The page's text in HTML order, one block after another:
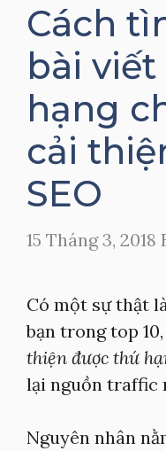
Cách
bài
hạng
cải
SEO
15 Tháng 3, 2018
Có một sự thật
bạn trong top
thiện được thứ
lại nguồn traffic
Nguyên nhân